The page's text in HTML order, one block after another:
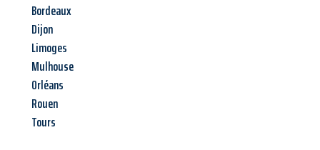
Bordeaux
Dijon
Limoges
Mulhouse
Orléans
Rouen
Tours